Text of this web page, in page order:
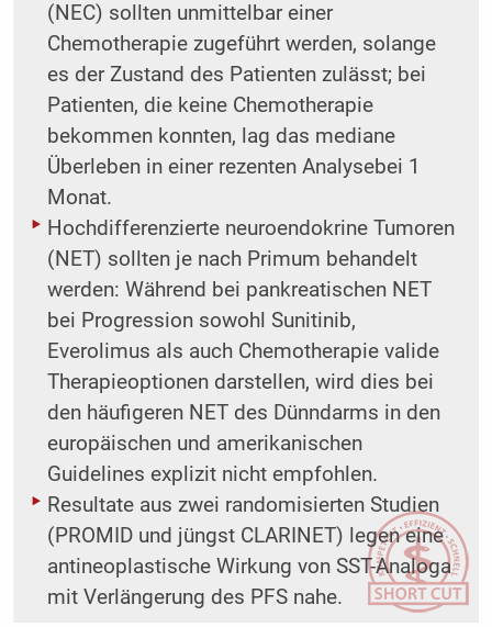
(NEC) sollten unmittelbar einer
Chemotherapie zugeführt werden, solange
es der Zustand des Patienten zulässt; bei
Patienten, die keine Chemotherapie
bekommen konnten, lag das mediane
Überleben in einer rezenten Analysebei 1
Monat.
Hochdifferenzierte neuroendokrine Tumoren
(NET) sollten je nach Primum behandelt
werden: Während bei pankreatischen NET
bei Progression sowohl Sunitinib,
Everolimus als auch Chemotherapie valide
Therapieoptionen darstellen, wird dies bei
den häufigeren NET des Dünndarms in den
europäischen und amerikanischen
Guidelines explizit nicht empfohlen.
Resultate aus zwei randomisierten Studien
(PROMID und jüngst CLARINET) legen eine
antineoplastische Wirkung von SST-Analoga
mit Verlängerung des PFS nahe.